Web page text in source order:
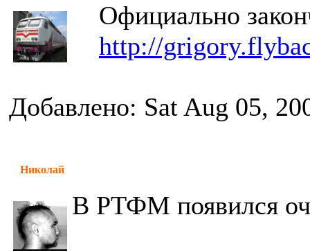
Официально
http://
Добавлено: Sat Aug 05,
Николай
В РТФМ появился